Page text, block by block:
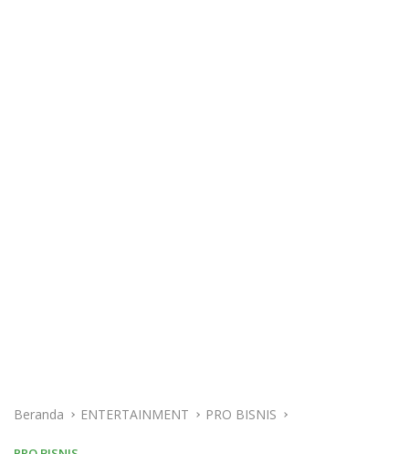
Beranda ENTERTAINMENT PRO BISNIS